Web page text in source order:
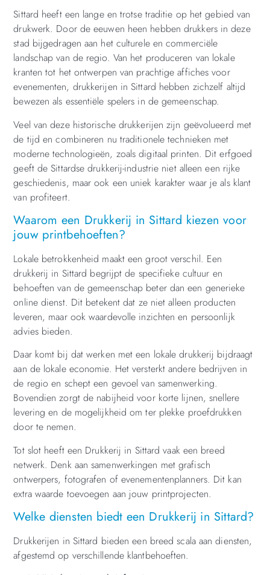
Sittard heeft een lange en trotse traditie op het gebied van
drukwerk. Door de eeuwen heen hebben drukkers in deze
stad bijgedragen aan het culturele en commerciële
landschap van de regio. Van het produceren van lokale
kranten tot het ontwerpen van prachtige affiches voor
evenementen, drukkerijen in Sittard hebben zichzelf altijd
bewezen als essentiële spelers in de gemeenschap.
Veel van deze historische drukkerijen zijn geëvolueerd met
de tijd en combineren nu traditionele technieken met
moderne technologieën, zoals digitaal printen. Dit erfgoed
geeft de Sittardse drukkerij-industrie niet alleen een rijke
geschiedenis, maar ook een uniek karakter waar je als klant
van profiteert.
Waarom een Drukkerij in Sittard kiezen voor
jouw printbehoeften?
Lokale betrokkenheid maakt een groot verschil. Een
drukkerij in Sittard begrijpt de specifieke cultuur en
behoeften van de gemeenschap beter dan een generieke
online dienst. Dit betekent dat ze niet alleen producten
leveren, maar ook waardevolle inzichten en persoonlijk
advies bieden.
Daar komt bij dat werken met een lokale drukkerij bijdraagt
aan de lokale economie. Het versterkt andere bedrijven in
de regio en schept een gevoel van samenwerking.
Bovendien zorgt de nabijheid voor korte lijnen, snellere
levering en de mogelijkheid om ter plekke proefdrukken
door te nemen.
Tot slot heeft een Drukkerij in Sittard vaak een breed
netwerk. Denk aan samenwerkingen met grafisch
ontwerpers, fotografen of evenementenplanners. Dit kan
extra waarde toevoegen aan jouw printprojecten.
Welke diensten biedt een Drukkerij in Sittard?
Drukkerijen in Sittard bieden een breed scala aan diensten,
afgestemd op verschillende klantbehoeften.